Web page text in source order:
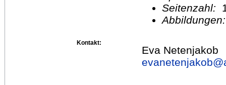
Seitenzahl:
Kontakt:
Eva Netenjakob
evanetenjakob@